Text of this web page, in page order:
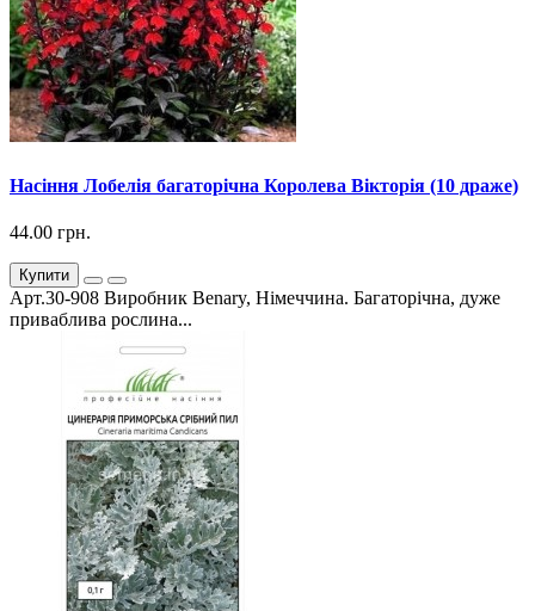
Насіння Лобелія багаторічна Королева Вікторія (10 драже)
44.00 грн.
Купити
Арт.30-908 Виробник Benary, Німеччина. Багаторічна, дуже
приваблива рослина...